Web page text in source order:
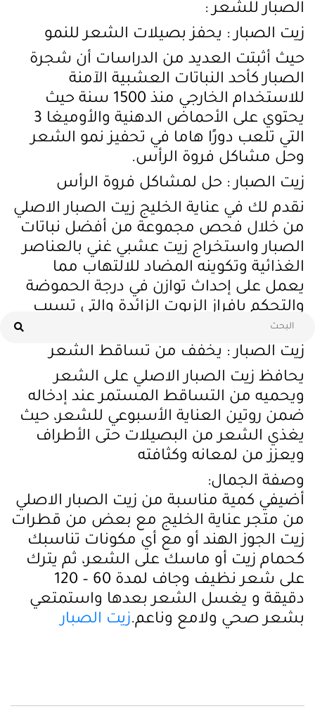
الصبار للشعر :
زيت الصبار : يحفز بصيلات الشعر للنمو
حيث أثبتت العديد من الدراسات أن شجرة
الصبار كأحد النباتات العشبية الآمنة
للاستخدام الخارجي منذ 1500 سنة حيث
يحتوي على الأحماض الدهنية والأوميغا 3
التي تلعب دورًا هاما في تحفيز نمو الشعر
وحل مشاكل فروة الرأس.
زيت الصبار : حل لمشاكل فروة الرأس
نقدم لك في عناية الخليج زيت الصبار الاصلي
من خلال فحص مجموعة من أفضل نباتات
الصبار واستخراج زيت عشبي غني بالعناصر
الغذائية وتكوينه المضاد للالتهاب مما
يعمل على إحداث توازن في درجة الحموضة
والتحكم بإفراز الزيوت الزائدة والتي تسبب
الحكة والظهور المزعج لقشرة الشعر.
زيت الصبار : يخفف من تساقط الشعر
يحافظ زيت الصبار الاصلي على الشعر
ويحميه من التساقط المستمر عند إدخاله
ضمن روتين العناية الأسبوعي للشعر، حيث
يغذي الشعر من البصيلات حتى الأطراف
ويعزز من لمعانه وكثافته
وصفة الجمال:
أضيفي كمية مناسبة من زيت الصبار الاصلي
من متجر عناية الخليج مع بعض من قطرات
زيت الجوز الهند أو مع أي مكونات تناسبك
كحمام زيت أو ماسك على الشعر، ثم يترك
دقيقة و يغسل الشعر بعدها واستمتعي
بشعر صحي ولامع وناعم.زيت الصبار